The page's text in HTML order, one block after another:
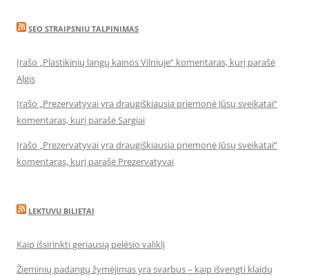
SEO STRAIPSNIU TALPINIMAS
Įrašo „Plastikinių langų kainos Vilniuje“ komentaras, kurį parašė
Algis
Įrašo „Prezervatyvai yra draugiškiausia priemonė Jūsų sveikatai“
komentaras, kurį parašė Sargiai
Įrašo „Prezervatyvai yra draugiškiausia priemonė Jūsų sveikatai“
komentaras, kurį parašė Prezervatyvai
LEKTUVU BILIETAI
Kaip išsirinkti geriausią pelėsio valiklį
Žieminių padangų žymėjimas yra svarbus – kaip išvengti klaidų